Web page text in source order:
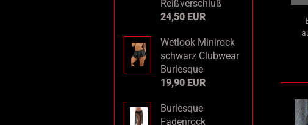
Reißverschluß
24,50 EUR
Wetlook Minirock
schwarz Clubwear
Burlesque
19,90 EUR
Burlesque
Fadenrock